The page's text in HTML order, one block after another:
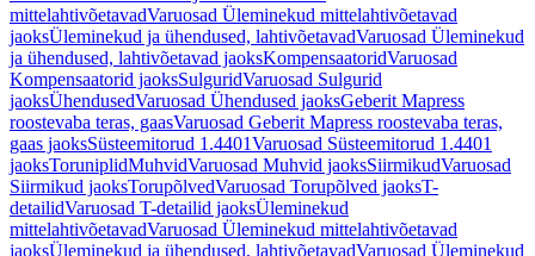
mittelahtivõetavadVaruosad Üleminekud mittelahtivõetavad
jaoksÜleminekud ja ühendused, lahtivõetavadVaruosad Üleminekud
ja ühendused, lahtivõetavad jaoksKompensaatoridVaruosad
Kompensaatorid jaoksSulguridVaruosad Sulgurid
jaoksÜhendusedVaruosad Ühendused jaoksGeberit Mapress
roostevaba teras, gaasVaruosad Geberit Mapress roostevaba teras,
gaas jaoksSüsteemitorud 1.4401Varuosad Süsteemitorud 1.4401
jaoksToruniplidMuhvidVaruosad Muhvid jaoksSiirmikudVaruosad
Siirmikud jaoksTorupõlvedVaruosad Torupõlved jaoksT-
detailidVaruosad T-detailid jaoksÜleminekud
mittelahtivõetavadVaruosad Üleminekud mittelahtivõetavad
jaoksÜleminekud ja ühendused, lahtivõetavadVaruosad Üleminekud